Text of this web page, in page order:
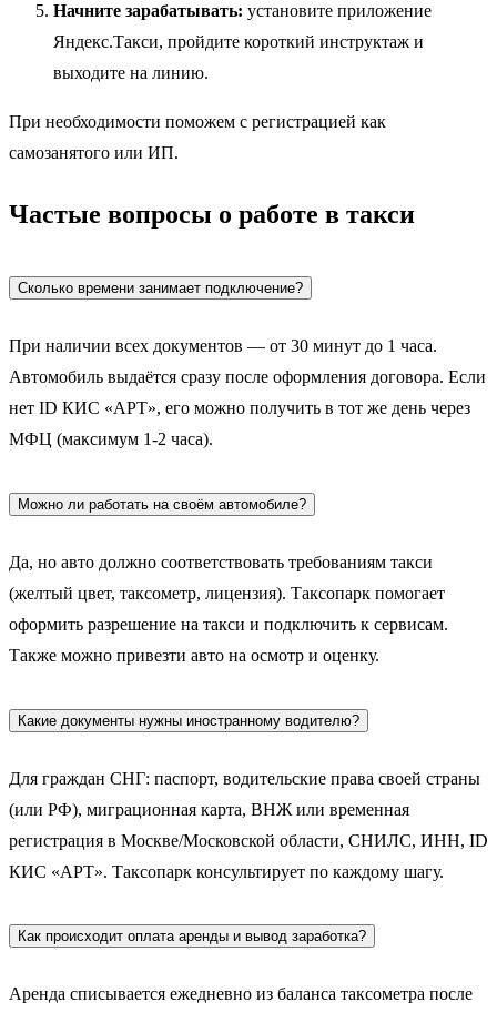
Начните зарабатывать: установите приложение
Яндекс.Такси, пройдите короткий инструктаж и
выходите на линию.
При необходимости поможем с регистрацией как
самозанятого или ИП.
Частые вопросы о работе в такси
Сколько времени занимает подключение?
При наличии всех документов — от 30 минут до 1 часа.
Автомобиль выдаётся сразу после оформления договора. Если
нет ID КИС «АРТ», его можно получить в тот же день через
МФЦ (максимум 1-2 часа).
Можно ли работать на своём автомобиле?
Да, но авто должно соответствовать требованиям такси
(желтый цвет, таксометр, лицензия). Таксопарк помогает
оформить разрешение на такси и подключить к сервисам.
Также можно привезти авто на осмотр и оценку.
Какие документы нужны иностранному водителю?
Для граждан СНГ: паспорт, водительские права своей страны
(или РФ), миграционная карта, ВНЖ или временная
регистрация в Москве/Московской области, СНИЛС, ИНН, ID
КИС «АРТ». Таксопарк консультирует по каждому шагу.
Как происходит оплата аренды и вывод заработка?
Аренда списывается ежедневно из баланса таксометра после